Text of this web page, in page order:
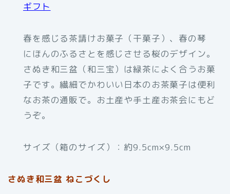
ギフト
春を感じる茶請けお菓子（干菓子）、春の琴
にほんのふるさとを感じさせる桜のデザイン。
さぬき和三盆（和三宝）は緑茶によく合うお菓
子です。繊細でかわいい日本のお茶菓子は便利
なお茶の通販で。お土産や手土産お茶会にもど
うぞ。
サイズ（箱のサイズ）：約9.5cm×9.5cm
さぬき和三盆 ねこづくし